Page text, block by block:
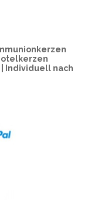
Individuell nach